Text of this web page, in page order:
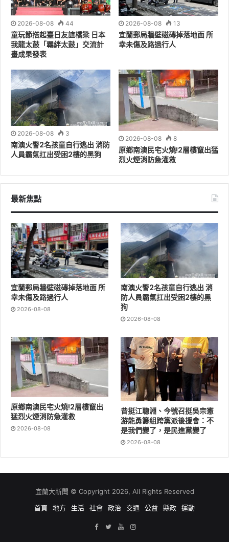
積淹水及交通管制資訊，並注意行車安全。
宜蘭縣政府將持續依據中央氣象署最新預報及災情發展，
滾動檢討各項防災應變措施，必要時依法公告山區、海
岸、河川、漁港及土石流潛勢溪流等警戒區，並實施人車
管制，請民眾切勿前往觀浪、戲水或從事危險活動。
縣府也提醒鄉親，颱風期間如發現災情，或有緊急救援、
避難及防災相關需求，可立即撥打119向消防機關通報，
或致電宜蘭縣災害應變中心（03-9311294）尋求協助。
宜蘭縣政府將持續掌握颱風最新動態，適時發布各項應變
措施及防災資訊，呼籲鄉親共同做好防颱整備，攜手守護
2026-08-08 44
童玩節搭起臺日友誼橋梁 日本
我龍太鼓「羈絆太鼓」交流計
畫成果發表
2026-08-08 13
宜蘭郵局牆壁磁磚掉落地面 所
幸未傷及路過行人
2026-08-08 3
南澳火警2名孩童自行逃出 消防
人員霸氣扛出受困2樓的黑狗
2026-08-08 8
原鄉南澳民宅火燒!2層樓竄出猛
烈火煙消防急灌救
最新焦點
宜蘭郵局牆壁磁磚掉落地面 所
幸未傷及路過行人
2026-08-08
南澳火警2名孩童自行逃出 消
防人員霸氣扛出受困2樓的黑
狗
2026-08-08
原鄉南澳民宅火燒!2層樓竄出
猛烈火煙消防急灌救
2026-08-08
昔挺江聰淵、今號召挺吳宗憲
游能勇籌組跨黨派後援會：不
是我們變了，是民進黨變了
2026-08-08
宜蘭大新聞 © Copyright 2026, All Rights Reserved
首頁
地方 生活 社會 政治 交通 公益 縣政 運動